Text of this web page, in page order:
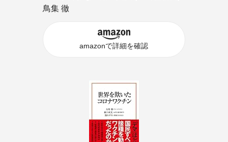
鳥集 徹
amazonで詳細を確認